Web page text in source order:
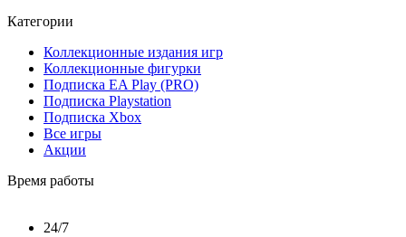
Категории
Коллекционные издания игр
Коллекционные фигурки
Подписка EA Play (PRO)
Подписка Playstation
Подписка Xbox
Все игры
Акции
Время работы
24/7